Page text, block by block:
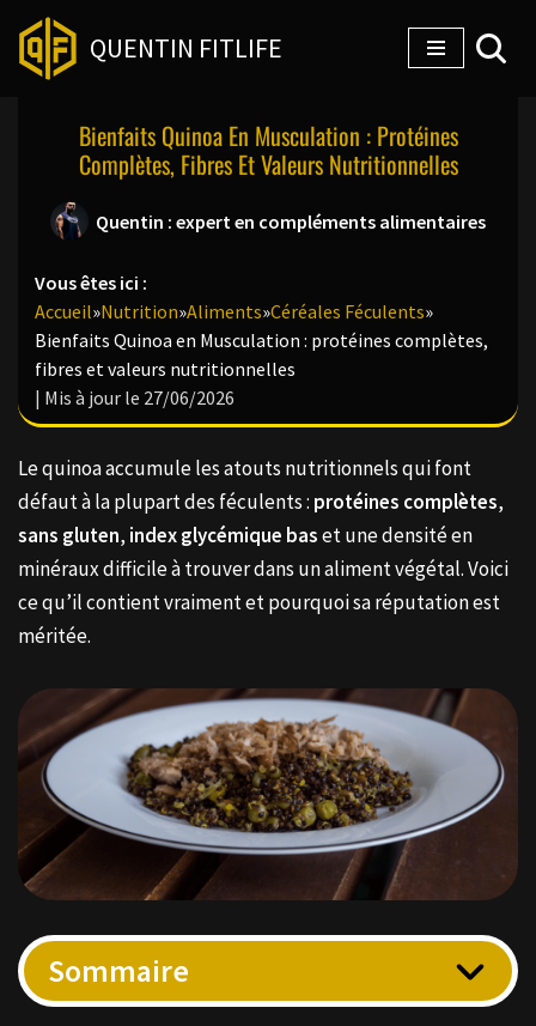
Aller
contenu
QUENTIN FITLIFE
Bienfaits Quinoa En Musculation : Protéines
Complètes, Fibres Et Valeurs Nutritionnelles
Quentin : expert en compléments alimentaires
Vous êtes ici :
Accueil»Nutrition»Aliments»Céréales Féculents»
Bienfaits Quinoa en Musculation : protéines complètes,
fibres et valeurs nutritionnelles
| Mis à jour le 27/06/2026
Le quinoa accumule les atouts nutritionnels qui font
défaut à la plupart des féculents : protéines complètes,
sans gluten, index glycémique baset une densité en
minéraux difficile à trouver dans un aliment végétal. Voici
ce qu’il contient vraiment et pourquoi sa réputation est
méritée.
Sommaire